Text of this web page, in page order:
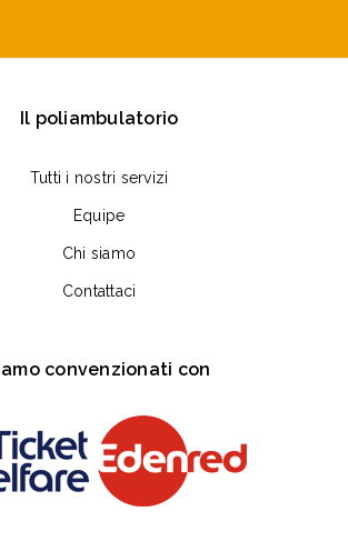
Il poliambulatorio
Tutti i nostri servizi
Equipe
Chi siamo
Contattaci
convenzionati con